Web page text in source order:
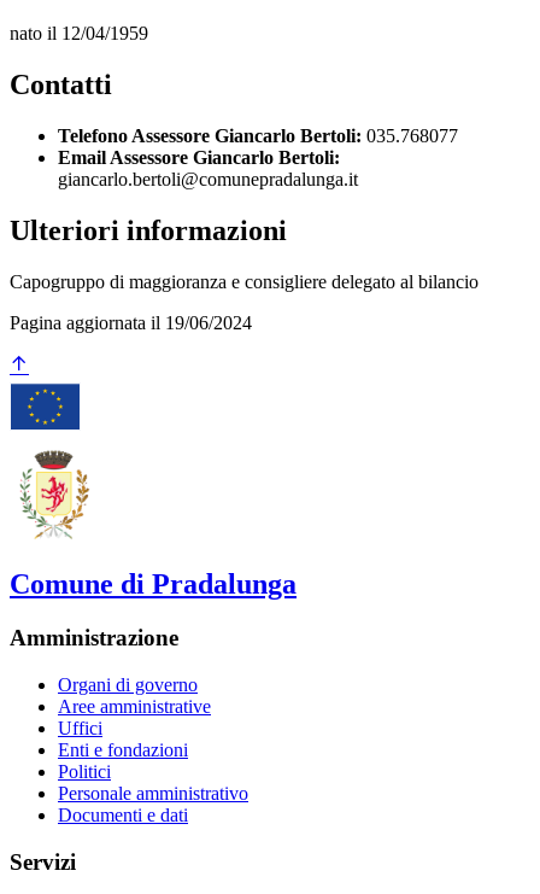
nato il 12/04/1959
Contatti
Telefono Assessore Giancarlo Bertoli: 035.768077
Email Assessore Giancarlo Bertoli:
giancarlo.bertoli@comunepradalunga.it
Ulteriori informazioni
Capogruppo di maggioranza e consigliere delegato al bilancio
Pagina aggiornata il 19/06/2024
Comune di Pradalunga
Amministrazione
Organi di governo
Aree amministrative
Uffici
Enti e fondazioni
Politici
Personale amministrativo
Documenti e dati
Servizi